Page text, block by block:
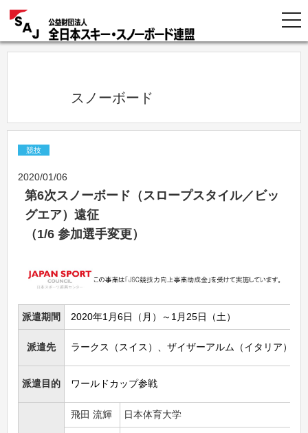
            スノーボード
競技
2020/01/06
第6次スノーボード（スロープスタイル／ビッ
グエア）遠征
（1/6 参加選手変更）
派遣期間 2020年1月6日（月）～1月25日（土）
派遣先 ラークス（スイス）、ザイザーアルム（イタリア）
派遣目的 ワールドカップ参戦
飛田 流輝 日本体育大学